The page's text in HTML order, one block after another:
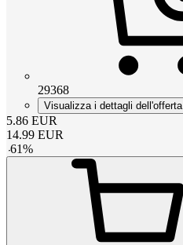
29368
Visualizza i dettagli dell'offerta
5.86 EUR
14.99 EUR
-61%